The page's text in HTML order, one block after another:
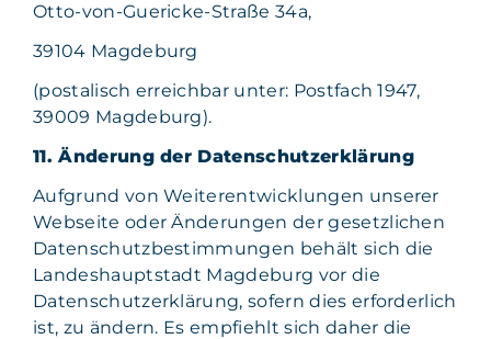
Otto-von-Guericke-Straße 34a,
39104 Magdeburg
(postalisch erreichbar unter: Postfach 1947,
39009 Magdeburg).
11. Änderung der Datenschutzerklärung
Aufgrund von Weiterentwicklungen unserer
Webseite oder Änderungen der gesetzlichen
Datenschutzbestimmungen behält sich die
Landeshauptstadt Magdeburg vor die
Datenschutzerklärung, sofern dies erforderlich
ist, zu ändern. Es empfiehlt sich daher die